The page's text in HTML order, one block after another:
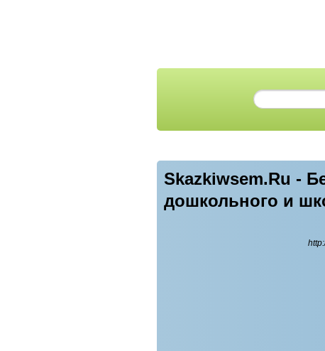
Skazkiwsem.Ru -
дошкольного и